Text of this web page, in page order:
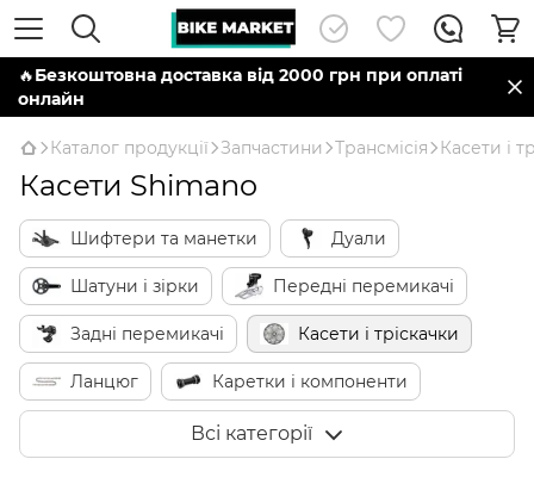
🔥Безкоштовна доставка від 2000 грн при оплаті
онлайн
Каталог продукції Запчастини Трансмісія Касети і
Касети Shimano
Шифтери та манетки Дуали
Шатуни і зірки Передні перемикачі
Задні перемикачі Касети і тріскачки
Ланцюг Каретки і компоненти
Троси і сорочки перемикання
Всі категорії